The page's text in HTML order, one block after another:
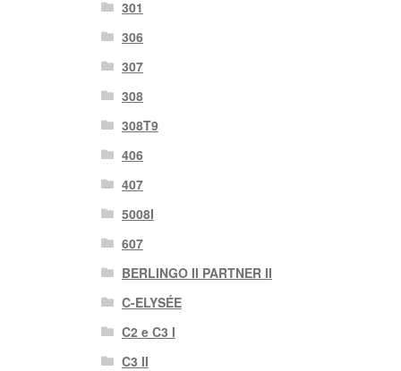
301
306
307
308
308T9
406
407
5008I
607
BERLINGO II PARTNER II
C-ELYSÉE
C2 e C3 I
C3 II